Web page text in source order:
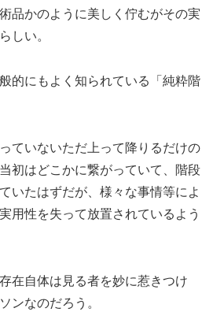
品かのように美しく佇むがその実
しい。
的にもよく知られている「純粋階
ていないただ上って降りるだけの
初はどこかに繋がっていて、階段
いたはずだが、様々な事情等によ
用性を失って放置されているよう
在自体は見る者を妙に惹きつけ
ンなのだろう。